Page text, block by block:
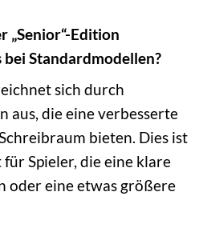
„Senior“-Edition
Standardmodellen?
sich durch
aus, die eine verbesserte
bieten. Dies ist
Spieler, die eine klare
oder eine etwas größere